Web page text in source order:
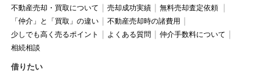
不動産売却・買取について 売却成功実績
無料売却査定依頼
「仲介」と「買取」の違い
不動産売却時の諸費用
少しでも高く売るポイント
よくある質問
仲介手数料について
相続相談
借りたい